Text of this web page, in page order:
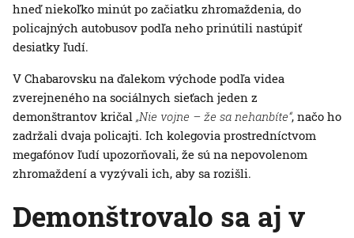
hneď niekoľko minút po začiatku zhromaždenia, do
policajných autobusov podľa neho prinútili nastúpiť
desiatky ľudí.
V Chabarovsku na ďalekom východe podľa videa
zverejneného na sociálnych sieťach jeden z
demonštrantov kričal „Nie vojne – že sa nehanbíte“, načo ho
zadržali dvaja policajti. Ich kolegovia prostredníctvom
megafónov ľudí upozorňovali, že sú na nepovolenom
zhromaždení a vyzývali ich, aby sa rozišli.
Demonštrovalo sa aj v